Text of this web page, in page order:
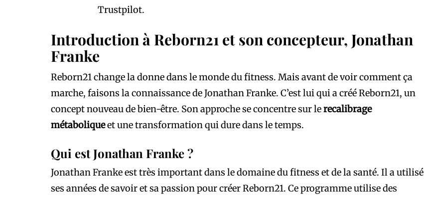
Trustpilot.
Introduction à Reborn21 et son concepteur, Jonathan
Franke
Reborn21 change la donne dans le monde du fitness. Mais avant de voir comment ça
marche, faisons la connaissance de Jonathan Franke. C’est lui qui a créé Reborn21, un
concept nouveau de bien-être. Son approche se concentre sur lerecalibrage
métaboliqueet une transformation qui dure dans le temps.
Qui est Jonathan Franke ?
Jonathan Franke est très important dans le domaine du fitness et de la santé. Il a utilisé
ses années de savoir et sa passion pour créer Reborn21. Ce programme utilise des